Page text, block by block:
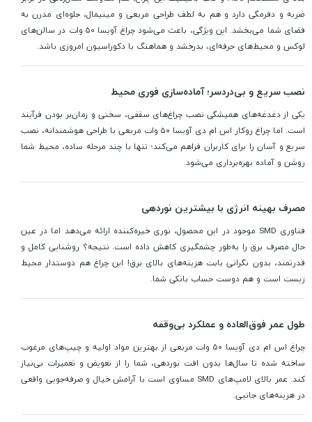
ضربه و دفرمگی دارد و هم به لطف طراحی مربعی و مینیمال، جلوه‌ای مدرن به
فضای شما می‌بخشد. این ویژگی، باعث می‌شود چراغ آویسا ۵۰ وات در سالن‌های
لوکس و محیط‌های حرفه‌ای، بدرخشد و هماهنگ با دکوراسیون امروزی باشد.
نصب سریع و بی‌دردسر؛ آماده‌سازی فوری محیط
یکی از دغدغه‌های همیشگی نصب چراغ‌های سقفی، سختی و زمان‌بر بودن فرآیند
است. اما چراغ روکار اس ام دی آویسا ۵۰ وات مربعی با طراحی هوشمندانه، نصب
سریع و آسان را برای کاربران فراهم می‌کند؛ تنها با چند مرحله ساده، محیط شما
روشن و آماده بهره‌برداری می‌شود.
مصرف بهینه انرژی با بیشترین نوردهی
فناوری SMD موجود در این محصول، نوری خیره‌کننده ارائه می‌دهد اما در عین
حال مصرف برق را به‌طور چشمگیری کاهش داده است. نتیجه؟ روشنایی کامل و
قدرتمند، بدون نگرانی بابت هزینه‌های بالای برق! این چراغ هم دوستدار محیط
زیست است و هم دوست حساب بانکی شما.
طول عمر فوق‌العاده و عملکرد بی‌وقفه
چراغ اس ام دی آویسا ۵۰ وات مربعی از بهترین مواد اولیه و چیپ‌های مرغوب
ساخته شده تا سال‌ها بدون افت نوردهی، شما را از تعویض و تعمیرات بی‌نیاز
کند. عمر بالای لامپ‌های SMD مساوی است با آرامش خیال و صرفه‌جویی واقعی
در هزینه‌های جانبی.